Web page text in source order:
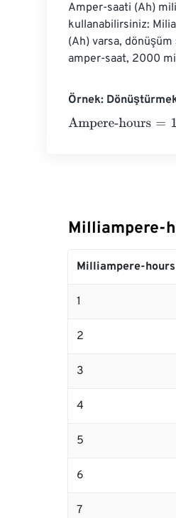
Amper-saati (Ah)
kullanabilirsiniz:
(Ah) varsa,
amper-saat, 2000
Örnek:
Ampere-hours=10
Milliampere-
Milliampere-hours
1
2
3
4
5
6
7